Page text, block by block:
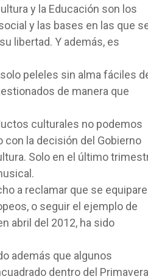
y la Educación son los
y las bases en las que
libertad. Y además, es
peleles sin alma fáciles
de manera que
culturales no podemos
la decisión del Gobierno
Solo en el último
a reclamar que se equipare
o seguir el ejemplo de
abril del 2012, ha sido
además que algunos
dentro del Primavera